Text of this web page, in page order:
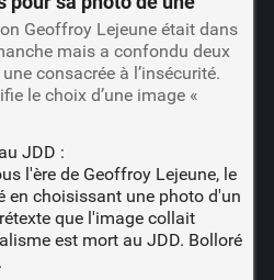
Geoffroy Lejeune était dans
mais a confondu deux
consacrée à l’insécurité.
le choix d’une image «
JDD :
l'ère de Geoffroy Lejeune, le
en choisissant une photo d'un
que l'image collait
est mort au JDD. Bolloré